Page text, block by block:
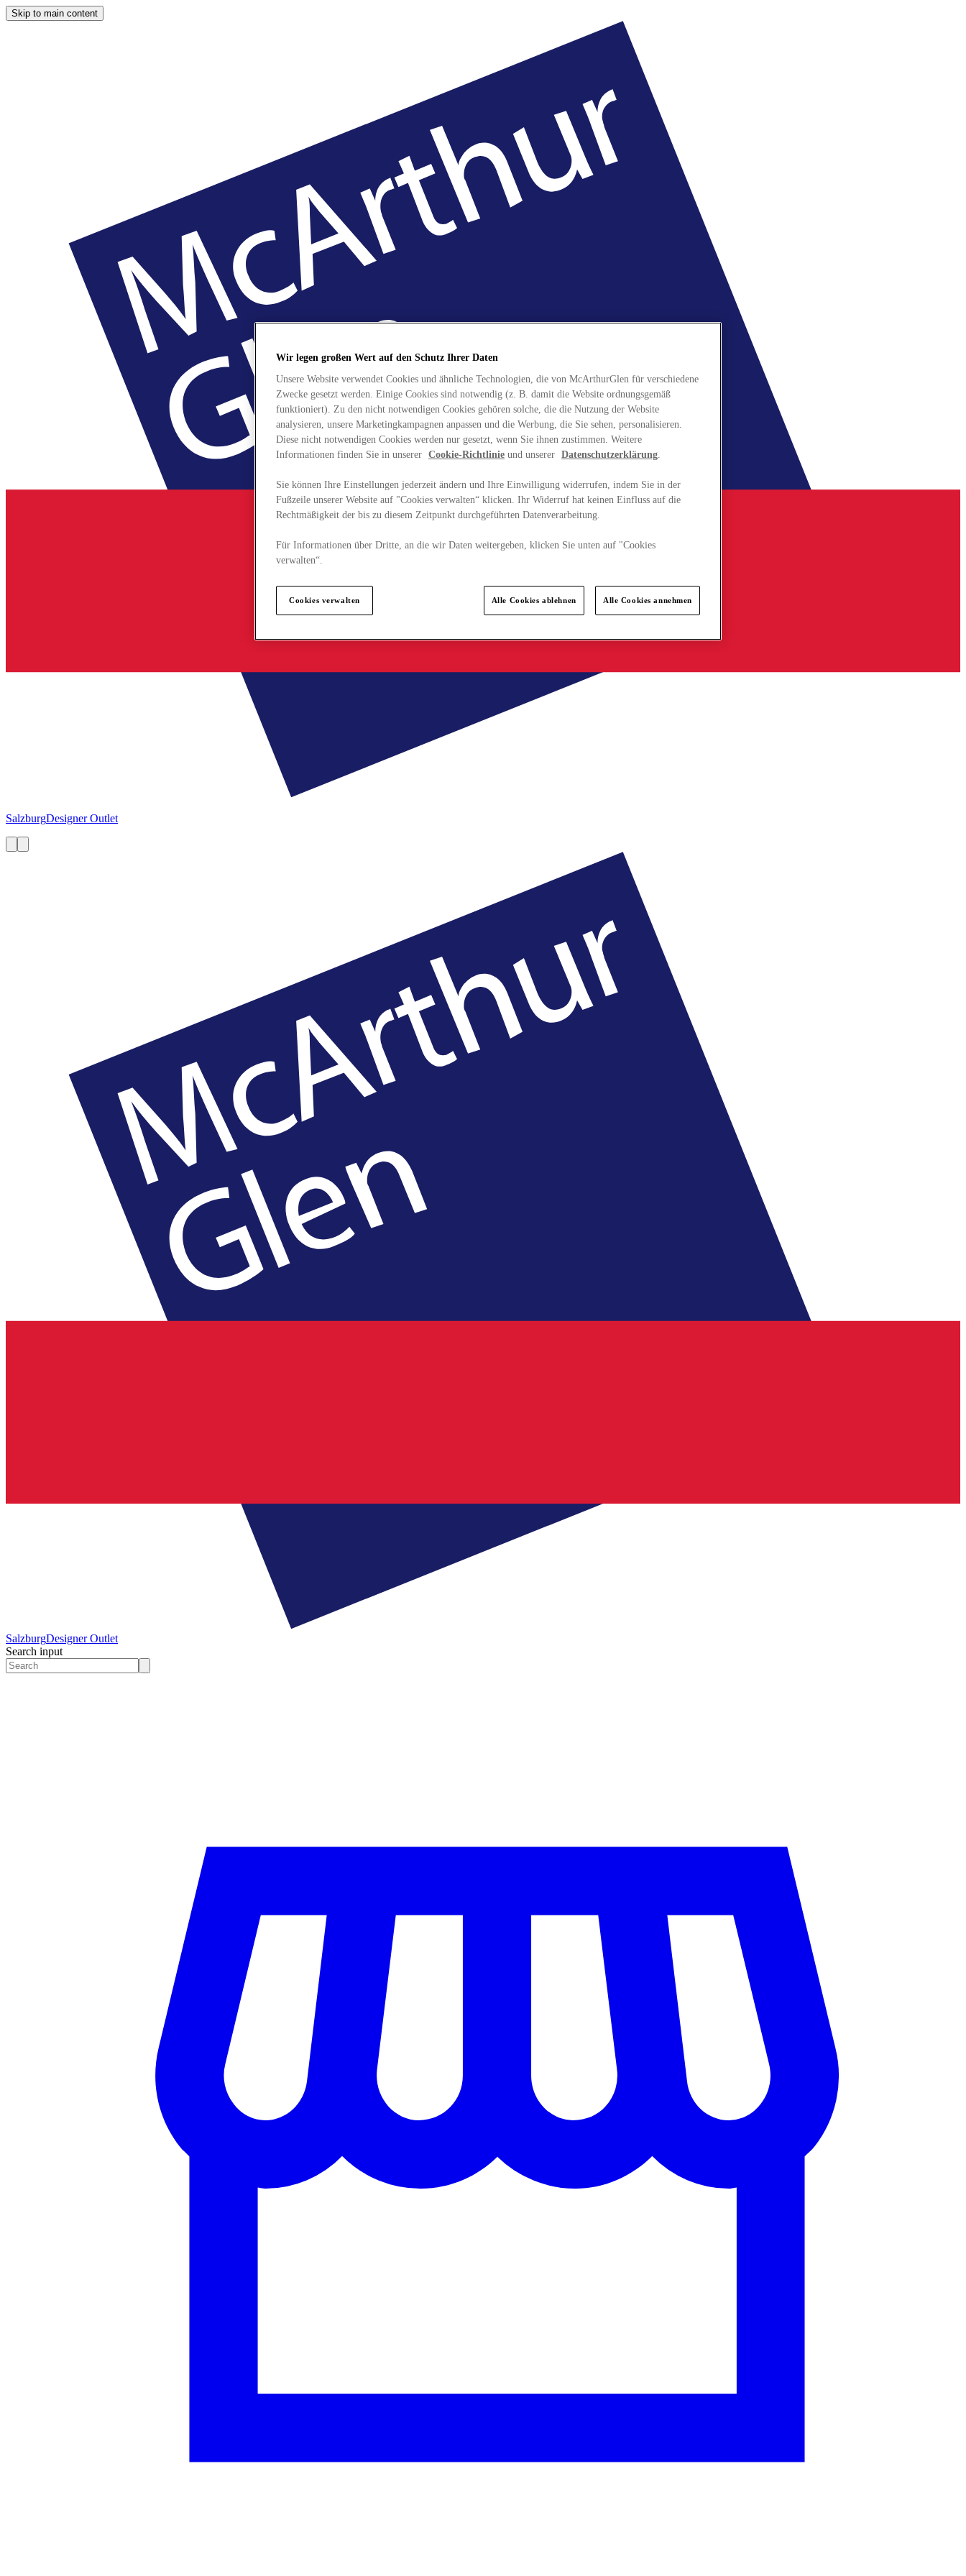
Skip to main content
SalzburgDesigner Outlet
SalzburgDesigner Outlet
Search input
Wir legen großen Wert auf den Schutz Ihrer Daten
Unsere Website verwendet Cookies und ähnliche Technologien, die von McArthurGlen für verschiedene
Zwecke gesetzt werden. Einige Cookies sind notwendig (z. B. damit die Website ordnungsgemäß
funktioniert). Zu den nicht notwendigen Cookies gehören solche, die die Nutzung der Website
analysieren, unsere Marketingkampagnen anpassen und die Werbung, die Sie sehen, personalisieren.
Diese nicht notwendigen Cookies werden nur gesetzt, wenn Sie ihnen zustimmen. Weitere
Informationen finden Sie in unserer Cookie-Richtlinie und unserer Datenschutzerklärung.
Sie können Ihre Einstellungen jederzeit ändern und Ihre Einwilligung widerrufen, indem Sie in der
Fußzeile unserer Website auf "Cookies verwalten“ klicken. Ihr Widerruf hat keinen Einfluss auf die
Rechtmäßigkeit der bis zu diesem Zeitpunkt durchgeführten Datenverarbeitung.
Für Informationen über Dritte, an die wir Daten weitergeben, klicken Sie unten auf "Cookies
verwalten“.
Cookies verwalten Alle Cookies ablehnen Alle Cookies annehmen